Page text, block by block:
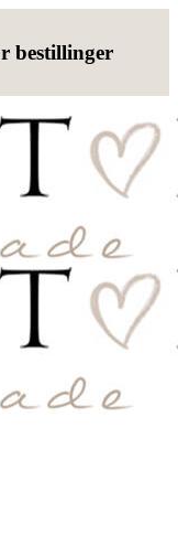
bestillinger